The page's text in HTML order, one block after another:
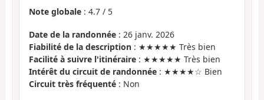
Note globale : 4.7 / 5
Date de la randonnée : 26 janv. 2026
Fiabilité de la description : ★★★★★ Très bien
Facilité à suivre l'itinéraire : ★★★★★ Très bien
Intérêt du circuit de randonnée : ★★★★☆ Bien
Circuit très fréquenté : Non